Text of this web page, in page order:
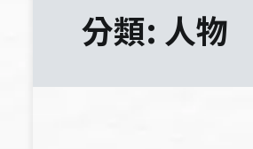
分類: 人物